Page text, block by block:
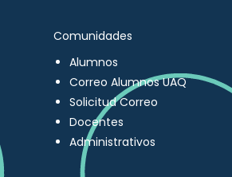
Comunidades
Alumnos
Correo Alumnos UAQ
Solicitud Correo
Docentes
Administrativos